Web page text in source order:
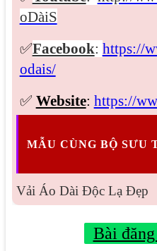
oDàiS
✅Facebook: https://
odais/
✅ Website: https://
MẪU CÙNG BỘ SƯU
Vải Áo Dài Độc Lạ Đẹp
Bài